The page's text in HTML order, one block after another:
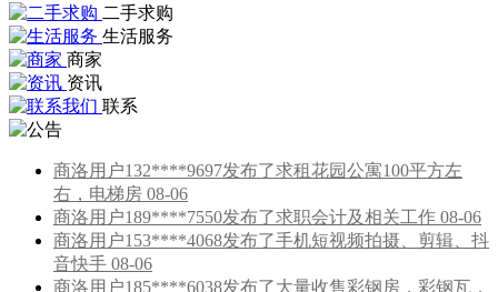
二手求购
生活服务
商家
资讯
联系
商洛用户132****9697发布了求租花园公寓100平方左
右，电梯房 08-06
商洛用户189****7550发布了求职会计及相关工作 08-06
商洛用户153****4068发布了手机短视频拍摄、剪辑、抖
音快手 08-06
商洛用户185****6038发布了大量收售彩钢房，彩钢瓦，